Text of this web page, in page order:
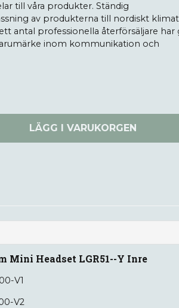
till våra produkter. Ständig
av produkterna till nordiskt
antal professionella återförsäljare har
inom kommunikation och
LÄGG I VARUKORGEN
Mini Headset LGR51--Y Inre
V1
V2